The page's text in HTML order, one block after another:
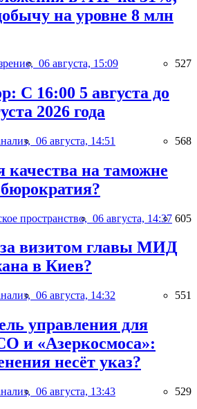
на уровне 8 млн
06 августа, 15:09 527
С 16:00 5 августа до
2026 года
06 августа, 14:51 568
качества на таможне
пространство, 06 августа, 14:37 605
визитом главы МИД
в Киев?
06 августа, 14:32 551
управления для
и «Азеркосмоса»:
несёт указ?
06 августа, 13:43 529